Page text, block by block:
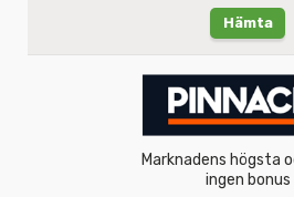
Hämta
Marknadens högsta
ingen bonus